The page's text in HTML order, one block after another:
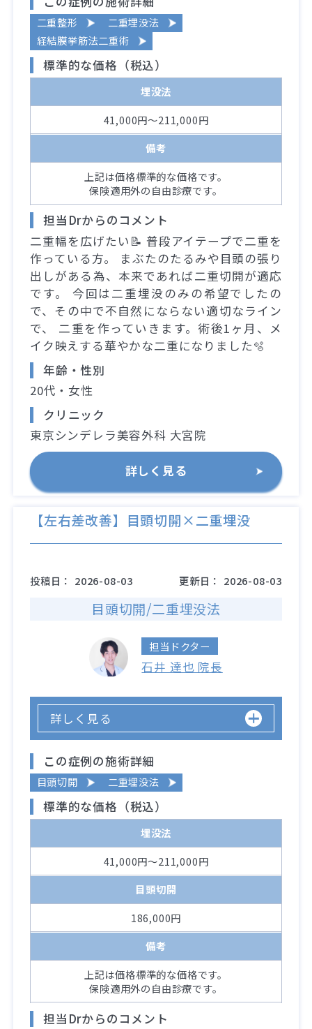
二重整形
二重埋没法
経結膜挙筋法二重術
標準的な価格（税込）
埋没法
41,000円～211,000円
備考
上記は価格標準的な価格です。
保険適用外の自由診療です。
担当Drからのコメント
二重幅を広げたい📝 普段アイテープで二重を
作っている方。 まぶたのたるみや目頭の張り
出しがある為、本来であれば二重切開が適応
です。 今回は二重埋没のみの希望でしたの
で、その中で不自然にならない適切なライン
で、 二重を作っていきます。術後1ヶ月、メ
イク映えする華やかな二重になりました🫧
年齢・性別
20代・女性
クリニック
東京シンデレラ美容外科 大宮院
詳しく見る
【左右差改善】目頭切開×二重埋没
投稿日： 2026-08-03 更新日： 2026-08-03
目頭切開/二重埋没法
担当ドクター
石井 達也 院長
詳しく見る
この症例の施術詳細
目頭切開 二重埋没法
標準的な価格（税込）
埋没法
41,000円～211,000円
目頭切開
186,000円
備考
上記は価格標準的な価格です。
保険適用外の自由診療です。
担当Drからのコメント